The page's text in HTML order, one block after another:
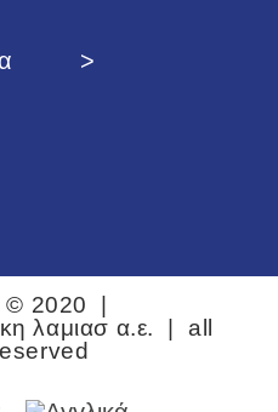
>
© 2020 |
λαμιασ α.ε. | all